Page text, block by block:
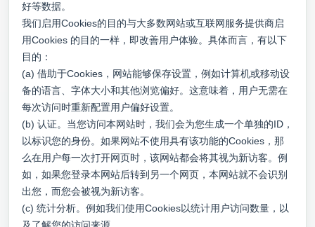
好等数据。
我们启用Cookies的目的与大多数网站或互联网服务提供商启
用Cookies 的目的一样，即改善用户体验。具体而言，有以下
目的：
(a) 借助于Cookies，网站能够保存设置，例如计算机或移动设
备的语言、字体大小和其他浏览偏好。这意味着，用户无需在
每次访问时重新配置用户偏好设置。
(b) 认证。当您访问本网站时，我们会为您生成一个单独的ID，
以标识您的身份。如果网站不使用具有该功能的Cookies，那
么在用户每一次打开网页时，该网站都会将其视为新访客。例
如，如果您登录本网站后转到另一个网页，本网站就不会识别
出您，而您会被视为新访客。
(c) 统计分析。例如我们使用Cookies以统计用户访问数量，以